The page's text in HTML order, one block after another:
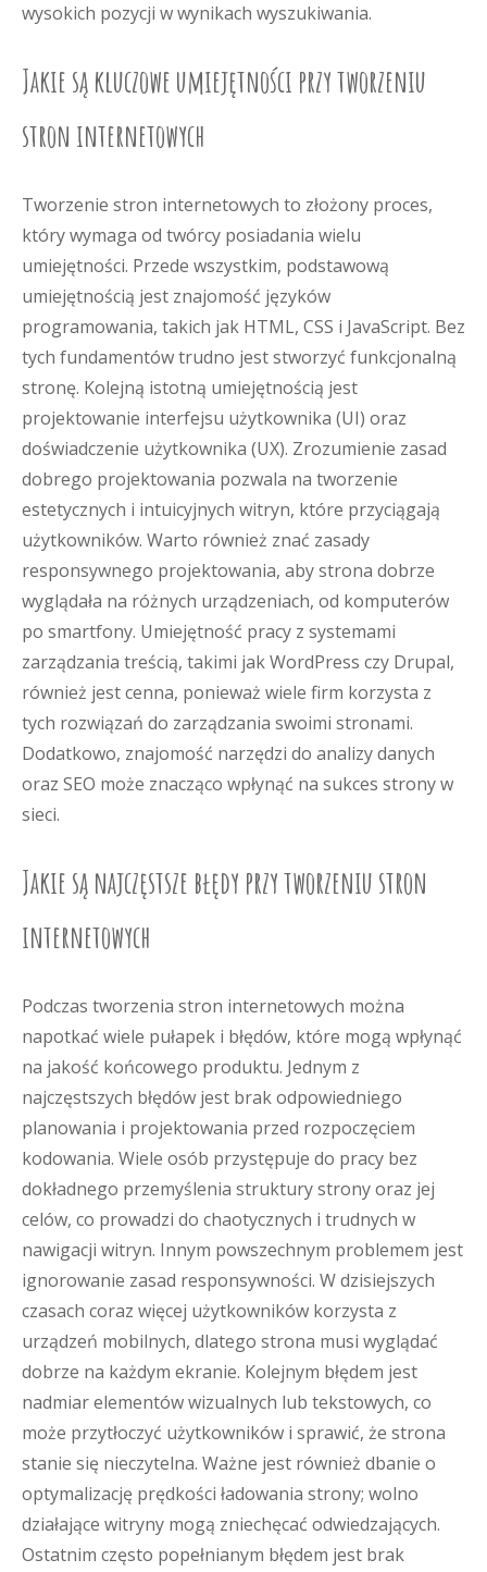
wysokich pozycji w wynikach wyszukiwania.
Jakie są kluczowe umiejętności przy tworzeniu
stron internetowych
Tworzenie stron internetowych to złożony proces,
który wymaga od twórcy posiadania wielu
umiejętności. Przede wszystkim, podstawową
umiejętnością jest znajomość języków
programowania, takich jak HTML, CSS i JavaScript. Bez
tych fundamentów trudno jest stworzyć funkcjonalną
stronę. Kolejną istotną umiejętnością jest
projektowanie interfejsu użytkownika (UI) oraz
doświadczenie użytkownika (UX). Zrozumienie zasad
dobrego projektowania pozwala na tworzenie
estetycznych i intuicyjnych witryn, które przyciągają
użytkowników. Warto również znać zasady
responsywnego projektowania, aby strona dobrze
wyglądała na różnych urządzeniach, od komputerów
po smartfony. Umiejętność pracy z systemami
zarządzania treścią, takimi jak WordPress czy Drupal,
również jest cenna, ponieważ wiele firm korzysta z
tych rozwiązań do zarządzania swoimi stronami.
Dodatkowo, znajomość narzędzi do analizy danych
oraz SEO może znacząco wpłynąć na sukces strony w
sieci.
Jakie są najczęstsze błędy przy tworzeniu stron
internetowych
Podczas tworzenia stron internetowych można
napotkać wiele pułapek i błędów, które mogą wpłynąć
na jakość końcowego produktu. Jednym z
najczęstszych błędów jest brak odpowiedniego
planowania i projektowania przed rozpoczęciem
kodowania. Wiele osób przystępuje do pracy bez
dokładnego przemyślenia struktury strony oraz jej
celów, co prowadzi do chaotycznych i trudnych w
nawigacji witryn. Innym powszechnym problemem jest
ignorowanie zasad responsywności. W dzisiejszych
czasach coraz więcej użytkowników korzysta z
urządzeń mobilnych, dlatego strona musi wyglądać
dobrze na każdym ekranie. Kolejnym błędem jest
nadmiar elementów wizualnych lub tekstowych, co
może przytłoczyć użytkowników i sprawić, że strona
stanie się nieczytelna. Ważne jest również dbanie o
optymalizację prędkości ładowania strony; wolno
działające witryny mogą zniechęcać odwiedzających.
Ostatnim często popełnianym błędem jest brak